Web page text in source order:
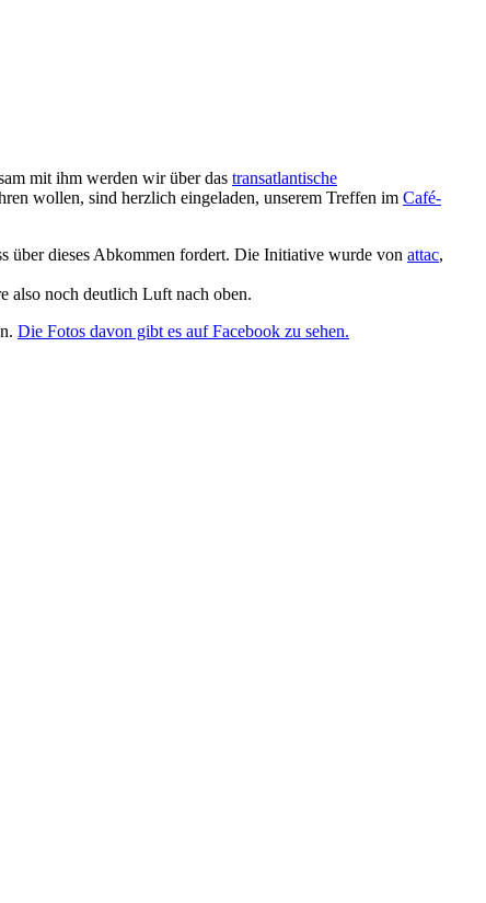
mit ihm werden wir über das transatlantische
wollen, sind herzlich eingeladen, unserem Treffen im Café-
über dieses Abkommen fordert. Die Initiative wurde von attac,
also noch deutlich Luft nach oben.
Die Fotos davon gibt es auf Facebook zu sehen.